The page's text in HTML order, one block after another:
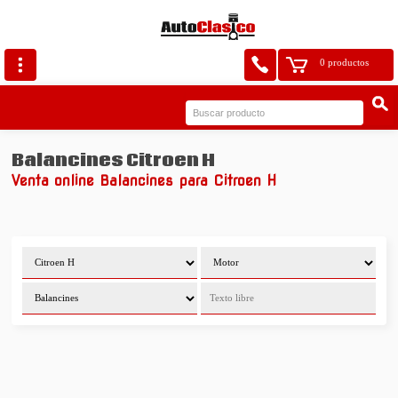
0 productos
Balancines Citroen H
Venta online Balancines para Citroen H